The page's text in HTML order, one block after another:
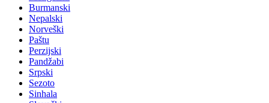
Burmanski
Nepalski
Norveški
Paštu
Perzijski
Pandžabi
Srpski
Sezoto
Sinhala